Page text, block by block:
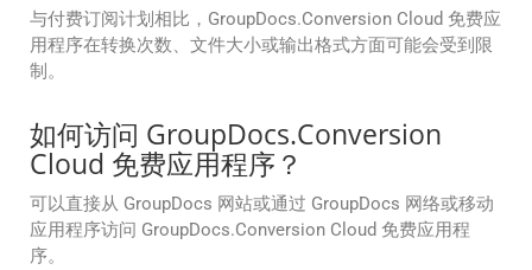
与付费订阅计划相比，GroupDocs.Conversion Cloud 免费应
用程序在转换次数、文件大小或输出格式方面可能会受到限
制。
如何访问 GroupDocs.Conversion
Cloud 免费应用程序？
可以直接从 GroupDocs 网站或通过 GroupDocs 网络或移动
应用程序访问 GroupDocs.Conversion Cloud 免费应用程
序。